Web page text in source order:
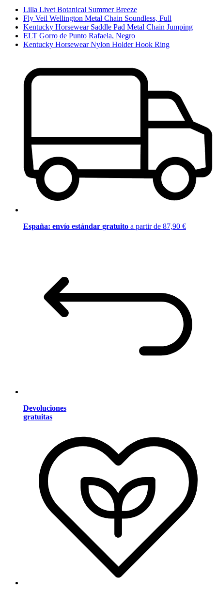
Lilla Livet Botanical Summer Breeze
Fly Veil Wellington Metal Chain Soundless, Full
Kentucky Horsewear Saddle Pad Metal Chain Jumping
ELT Gorro de Punto Rafaela, Negro
Kentucky Horsewear Nylon Holder Hook Ring
España: envío estándar gratuito a partir de 87,90 €
Devoluciones
gratuitas